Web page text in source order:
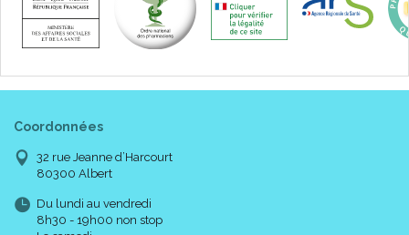
Coordonnées
32 rue Jeanne d’Harcourt
80300 Albert
Du lundi au vendredi
8h30 - 19h00 non stop